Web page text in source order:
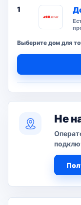
1
Выберите дом для
Не